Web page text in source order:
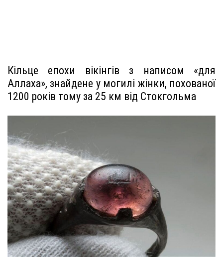
Кільце епохи вікінгів з написом «для
Аллаха», знайдене у могилі жінки, похованої
1200 років тому за 25 км від Стокгольма